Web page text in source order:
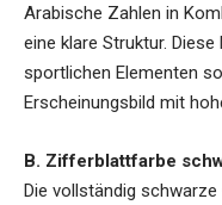
Arabische Zahlen in
eine klare Struktur.
sportlichen Elementen
Erscheinungsbild mit
B. Zifferblattfarbe
Die vollständig